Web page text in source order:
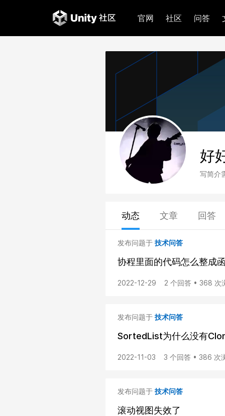
官网 社区 问答
好
写简介
动态 文章 回答
发布问题于 技术问答
协程里面的代码怎么整成
2022-12-29 2 个回答 • 368 次
发布问题于 技术问答
SortedList为什么没有
2022-11-03 3 个回答 • 386 次
发布问题于 技术问答
滚动视图失效了